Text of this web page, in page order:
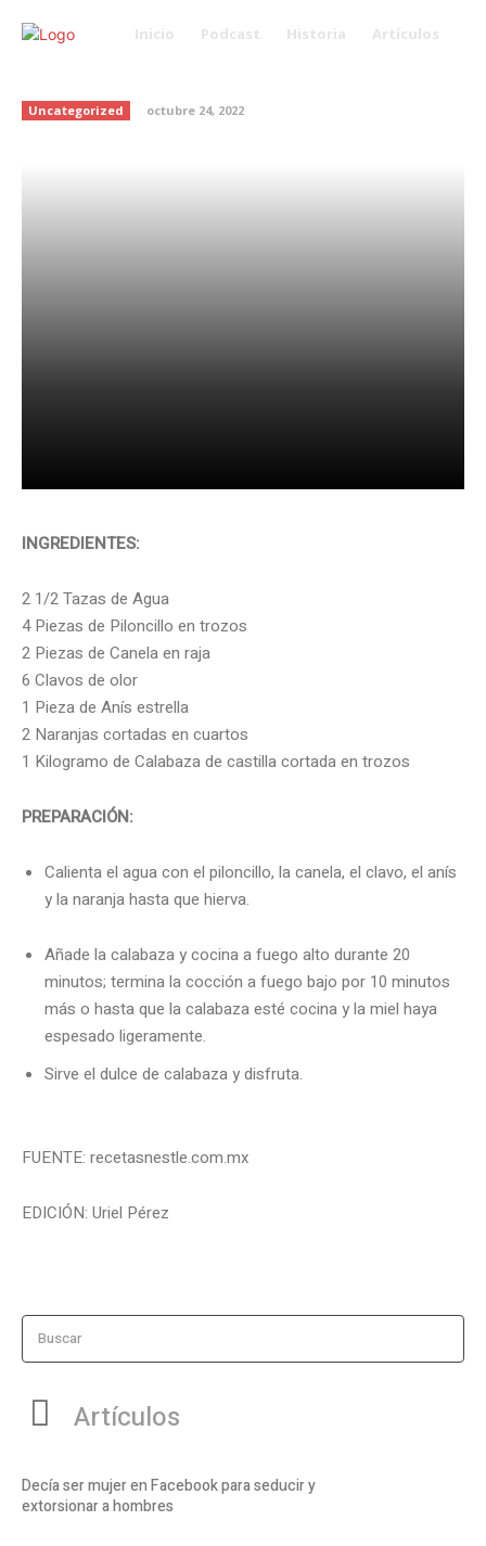
Inicio Podcast Historia Artículos
Uncategorized octubre 24, 2022
INGREDIENTES:
2 1/2 Tazas de Agua
4 Piezas de Piloncillo en trozos
2 Piezas de Canela en raja
6 Clavos de olor
1 Pieza de Anís estrella
2 Naranjas cortadas en cuartos
1 Kilogramo de Calabaza de castilla cortada en trozos
PREPARACIÓN:
Calienta el agua con el piloncillo, la canela, el clavo, el anís
y la naranja hasta que hierva.
Añade la calabaza y cocina a fuego alto durante 20
minutos; termina la cocción a fuego bajo por 10 minutos
más o hasta que la calabaza esté cocina y la miel haya
espesado ligeramente.
Sirve el dulce de calabaza y disfruta.
FUENTE: recetasnestle.com.mx
EDICIÓN: Uriel Pérez
Buscar
Artículos
Decía ser mujer en Facebook para seducir y
extorsionar a hombres